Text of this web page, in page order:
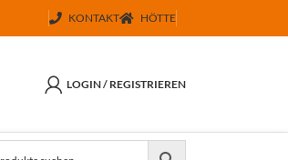
KONTAKT HÖTTE
LOGIN / REGISTRIEREN